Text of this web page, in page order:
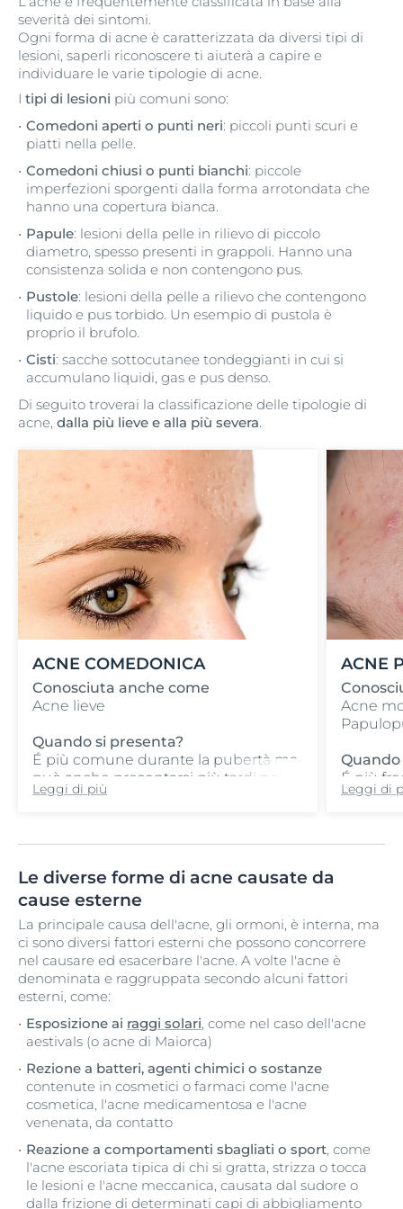
Può lasciare cicatrici?
Improbabile.
Può lasciare cicatrici?
Sì, in rari casi.
Dove si presenta?
Sul viso e nella parte superiore del corpo.
Sintomi
L'Acne Vulgaris varia in severità da un'acne lieve
(conosciuta come Acne Comedonica) ad un'acne
Papulopustolosa) ad un'acne severa (Acne
Conglobata).
Può causare cicatrici?
Fra il 2% ed il 7% dei soggetti che hanno avuto l'acne
*1 C.C.Zouboulis, Hautarzt 2014 65: 733-750
di 24 anni o inizia dopo quell'età.
Questa è la patologia cutanea più frequente nei paesi
industrializzati.
scatenata dallo stress e dalle fluttuazioni ormonali del
ciclo mestruale, della gravidanza e della menopausa.
Sul viso (principalmente mento e mascella), sul collo e
nella parte superiore del corpo.
Sintomi
L'Acne Tarda varia in severità dall'acne lieve
(conosciuta come Acne Comedonica) all'acne
severa (Acne Conglobata)
Può lasciare cicatrici?
Sì
severità dei sintomi.
Ogni forma di acne è caratterizzata da diversi tipi di
lesioni, saperli riconoscere ti aiuterà a capire e
individuare le varie tipologie di acne.
I tipi di lesioni più comuni sono:
Comedoni aperti o punti neri: piccoli punti scuri e
piatti nella pelle.
Comedoni chiusi o punti bianchi: piccole
imperfezioni sporgenti dalla forma arrotondata che
hanno una copertura bianca.
Papule: lesioni della pelle in rilievo di piccolo
diametro, spesso presenti in grappoli. Hanno una
consistenza solida e non contengono pus.
Pustole: lesioni della pelle a rilievo che contengono
liquido e pus torbido. Un esempio di pustola è
proprio il brufolo.
Cisti: sacche sottocutanee tondeggianti in cui si
accumulano liquidi, gas e pus denso.
Di seguito troverai la classificazione delle tipologie di
acne, dalla più lieve e alla più severa.
ACNE COMEDONICA
Conosciuta anche come
Acne lieve
Quando si presenta?
É più comune durante la pubertà ma
può anche presentarsi più tardi nella
vita
Principalmente sul viso (fronte, naso e
guance
) e, più raramente, sulla
schiena
Sintomi
Una quantità di lesioni che possono
comprendere i punti neri ed i punti
bianchi e forse anche qualche papula.
Sì, ma lecicatricisono improbabili e di
solito minime. Anche il rischio di
problemi di pigmentazioneè basso.
Leggi di più
ACNE
Acne
Quando
É più
ma si
Dove si
Sintomi
severa.
Leggi di
Le diverse forme di acne causate da
cause esterne
La principale causa dell'acne, gli ormoni, è interna, ma
ci sono diversi fattori esterni che possono concorrere
nel causare ed esacerbare l'acne. A volte l'acne è
denominata e raggruppata secondo alcuni fattori
esterni, come:
Esposizione ai raggi solari, come nel caso dell'acne
aestivals (o acne di Maiorca)
Rezione a batteri, agenti chimici o sostanze
contenute in cosmetici o farmaci come l'acne
cosmetica, l'acne medicamentosa e l'acne
venenata, da contatto
Reazione a comportamenti sbagliati o sport, come
l'acne escoriata tipica di chi si gratta, strizza o tocca
le lesioni e l'acne meccanica, causata dal sudore o
dalla frizione di determinati capi di abbigliamento